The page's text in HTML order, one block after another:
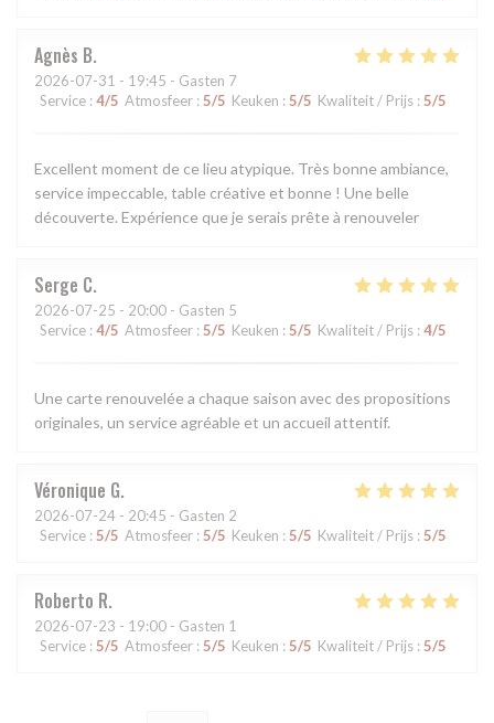
Agnès B
2026-07-31 - 19:45 - Gasten 7
Service : 4/5 Atmosfeer : 5/5 Keuken : 5/5 Kwaliteit / Prijs : 5/5
Excellent moment de ce lieu atypique. Très bonne ambiance,
service impeccable, table créative et bonne ! Une belle
découverte. Expérience que je serais prête à renouveler
Serge C
2026-07-25 - 20:00 - Gasten 5
Service : 4/5 Atmosfeer : 5/5 Keuken : 5/5 Kwaliteit / Prijs : 4/5
Une carte renouvelée a chaque saison avec des propositions
originales, un service agréable et un accueil attentif.
Véronique G
2026-07-24 - 20:45 - Gasten 2
Service : 5/5 Atmosfeer : 5/5 Keuken : 5/5 Kwaliteit / Prijs : 5/5
Roberto R
2026-07-23 - 19:00 - Gasten 1
Service : 5/5 Atmosfeer : 5/5 Keuken : 5/5 Kwaliteit / Prijs : 5/5